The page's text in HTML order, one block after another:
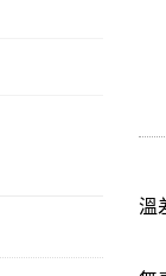
溫